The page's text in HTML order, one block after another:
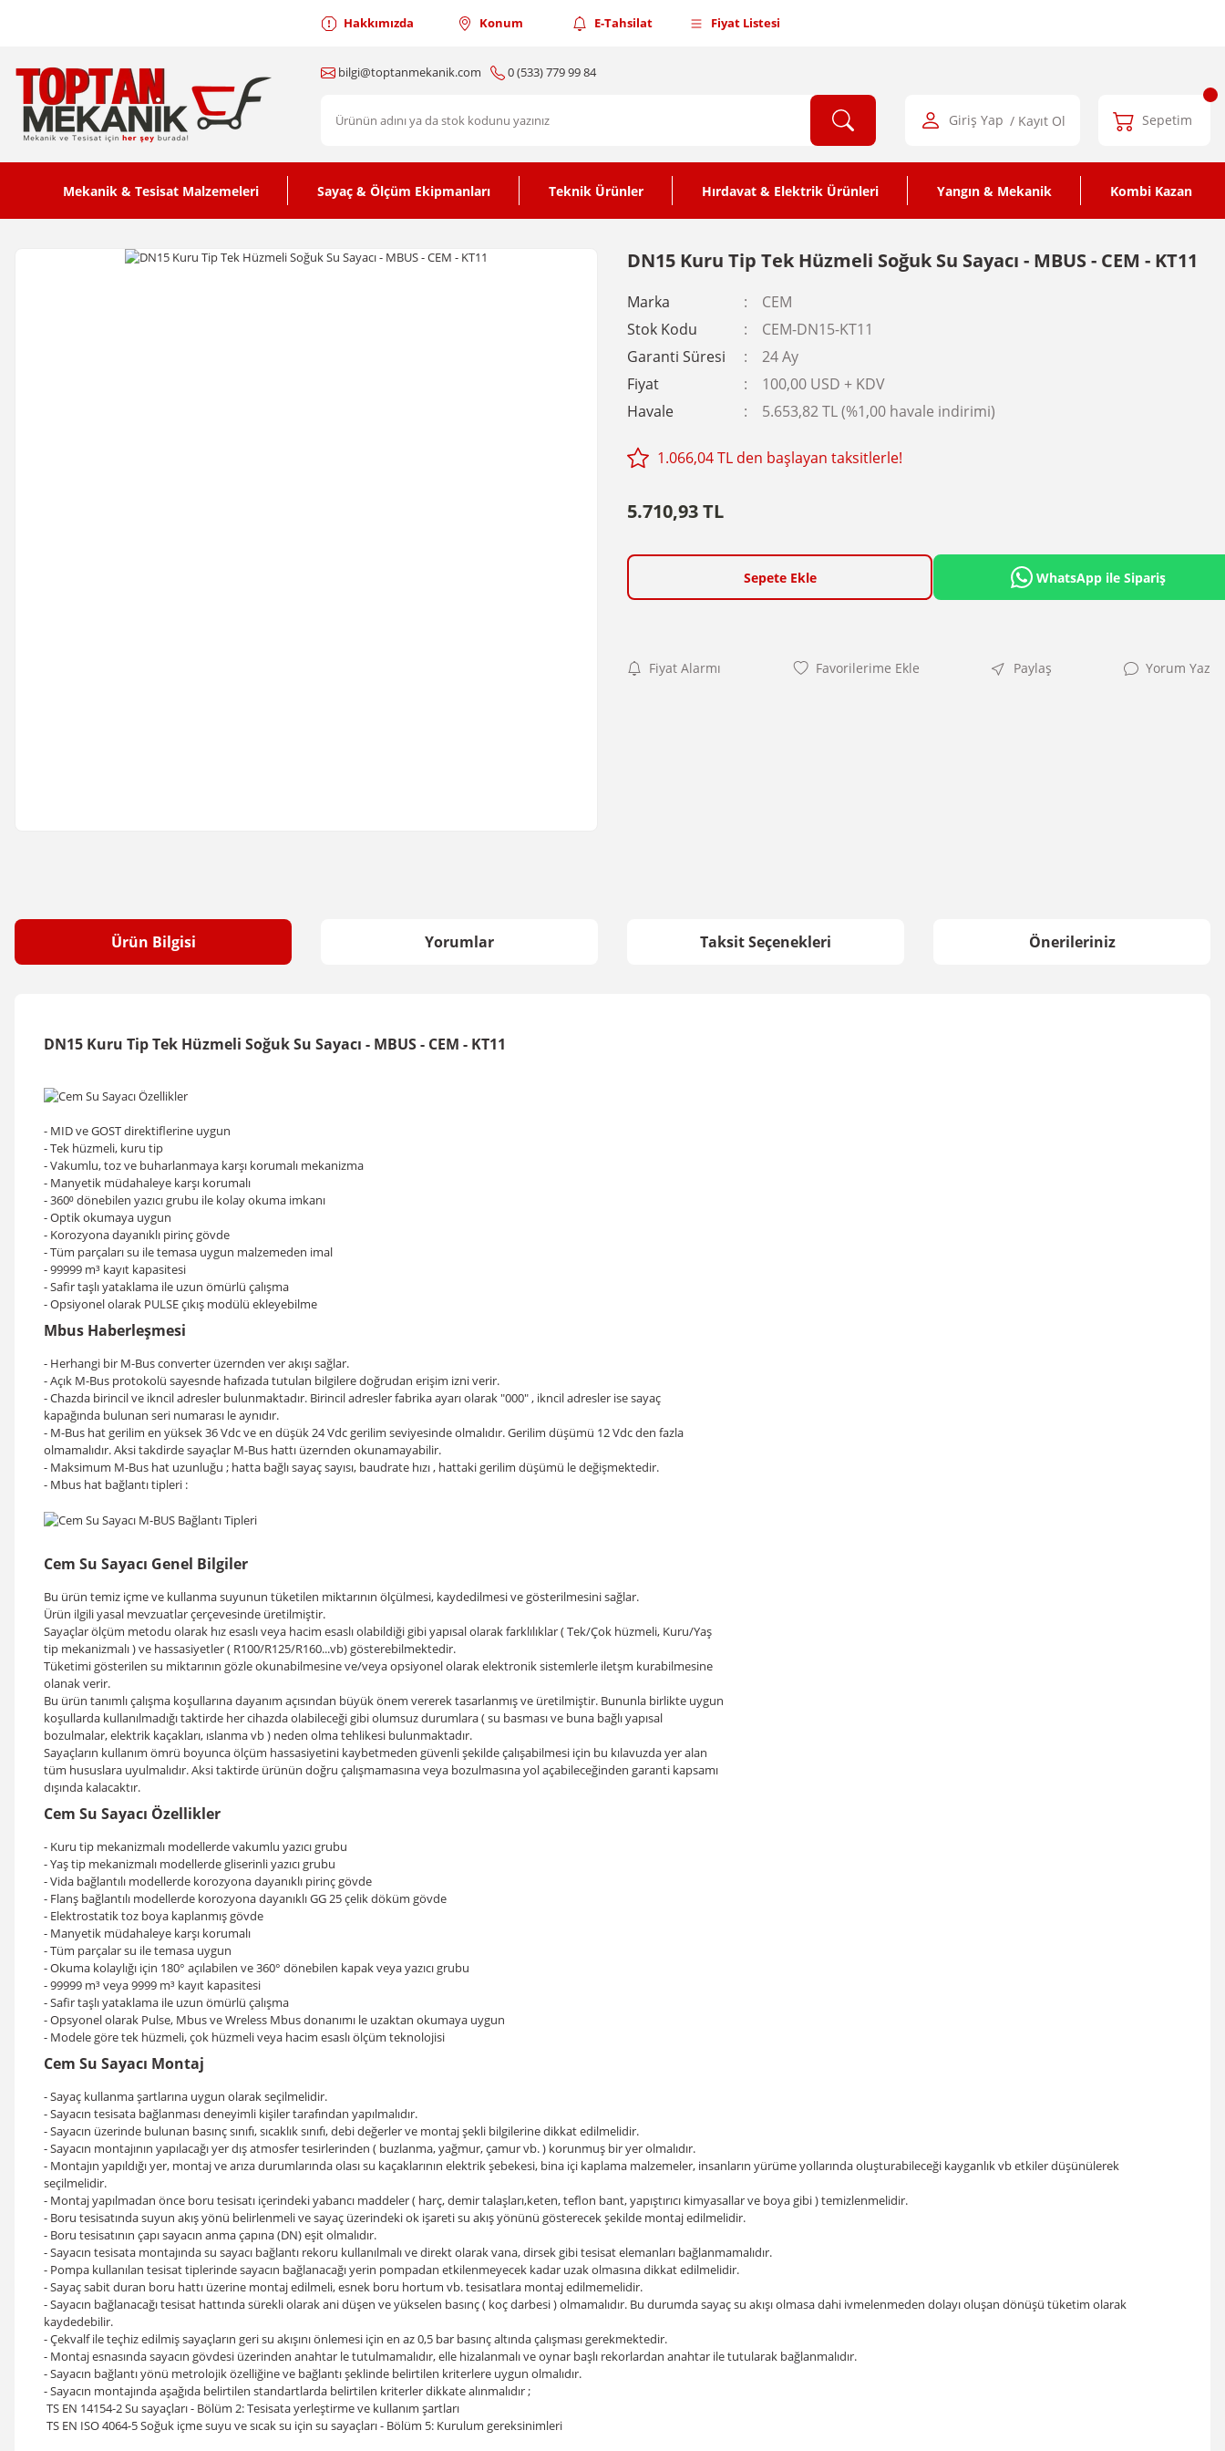
Hakkımızda Konum E-Tahsilat Fiyat Listesi
bilgi@toptanmekanik.com 0 (533) 779 99 84
Giriş Yap / Kayıt Ol Sepetim
Mekanik & Tesisat Malzemeleri Sayaç & Ölçüm Ekipmanları Teknik Ürünler Hırdavat & Elektrik Ürünleri Yangın & Mekanik Kombi Kazan
DN15 Kuru Tip Tek Hüzmeli Soğuk Su Sayacı - MBUS - CEM - KT11
Marka
CEM
Stok Kodu
CEM-DN15-KT11
Garanti Süresi
24 Ay
Fiyat
100,00 USD + KDV
Havale
5.653,82 TL (%1,00 havale indirimi)
1.066,04 TL den başlayan taksitlerle!
5.710,93 TL
Sepete Ekle WhatsApp ile Sipariş
Fiyat Alarmı Paylaş Yorum Yaz
Ürün Bilgisi Yorumlar Taksit Seçenekleri Önerileriniz
DN15 Kuru Tip Tek Hüzmeli Soğuk Su Sayacı - MBUS - CEM - KT11
- MID ve GOST direktiflerine uygun
- Tek hüzmeli, kuru tip
- Vakumlu, toz ve buharlanmaya karşı korumalı mekanizma
- Manyetik müdahaleye karşı korumalı
- 360⁰ dönebilen yazıcı grubu ile kolay okuma imkanı
- Optik okumaya uygun
- Korozyona dayanıklı pirinç gövde
- Tüm parçaları su ile temasa uygun malzemeden imal
- 99999 m³ kayıt kapasitesi
- Safir taşlı yataklama ile uzun ömürlü çalışma
- Opsiyonel olarak PULSE çıkış modülü ekleyebilme
Mbus Haberleşmesi
- Herhangi bir M-Bus converter üzernden ver akışı sağlar.
- Açık M-Bus protokolü sayesnde hafızada tutulan bilgilere doğrudan erişim izni verir.
- Chazda birincil ve ikncil adresler bulunmaktadır. Birincil adresler fabrika ayarı olarak "000" , ikncil adresler ise sayaç
kapağında bulunan seri numarası le aynıdır.
- M-Bus hat gerilim en yüksek 36 Vdc ve en düşük 24 Vdc gerilim seviyesinde olmalıdır. Gerilim düşümü 12 Vdc den fazla
olmamalıdır. Aksi takdirde sayaçlar M-Bus hattı üzernden okunamayabilir.
- Maksimum M-Bus hat uzunluğu ; hatta bağlı sayaç sayısı, baudrate hızı , hattaki gerilim düşümü le değişmektedir.
- Mbus hat bağlantı tipleri :
Cem Su Sayacı Genel Bilgiler
Bu ürün temiz içme ve kullanma suyunun tüketilen miktarının ölçülmesi, kaydedilmesi ve gösterilmesini sağlar.
Ürün ilgili yasal mevzuatlar çerçevesinde üretilmiştir.
Sayaçlar ölçüm metodu olarak hız esaslı veya hacim esaslı olabildiği gibi yapısal olarak farklılıklar ( Tek/Çok hüzmeli, Kuru/Yaş
tip mekanizmalı ) ve hassasiyetler ( R100/R125/R160...vb) gösterebilmektedir.
Tüketimi gösterilen su miktarının gözle okunabilmesine ve/veya opsiyonel olarak elektronik sistemlerle iletşm kurabilmesine
olanak verir.
Bu ürün tanımlı çalışma koşullarına dayanım açısından büyük önem vererek tasarlanmış ve üretilmiştir. Bununla birlikte uygun
koşullarda kullanılmadığı taktirde her cihazda olabileceği gibi olumsuz durumlara ( su basması ve buna bağlı yapısal
bozulmalar, elektrik kaçakları, ıslanma vb ) neden olma tehlikesi bulunmaktadır.
Sayaçların kullanım ömrü boyunca ölçüm hassasiyetini kaybetmeden güvenli şekilde çalışabilmesi için bu kılavuzda yer alan
tüm hususlara uyulmalıdır. Aksi taktirde ürünün doğru çalışmamasına veya bozulmasına yol açabileceğinden garanti kapsamı
dışında kalacaktır.
Cem Su Sayacı Özellikler
- Kuru tip mekanizmalı modellerde vakumlu yazıcı grubu
- Yaş tip mekanizmalı modellerde gliserinli yazıcı grubu
- Vida bağlantılı modellerde korozyona dayanıklı pirinç gövde
- Flanş bağlantılı modellerde korozyona dayanıklı GG 25 çelik döküm gövde
- Elektrostatik toz boya kaplanmış gövde
- Manyetik müdahaleye karşı korumalı
- Tüm parçalar su ile temasa uygun
- Okuma kolaylığı için 180° açılabilen ve 360° dönebilen kapak veya yazıcı grubu
- 99999 m³ veya 9999 m³ kayıt kapasitesi
- Safir taşlı yataklama ile uzun ömürlü çalışma
- Opsyonel olarak Pulse, Mbus ve Wreless Mbus donanımı le uzaktan okumaya uygun
- Modele göre tek hüzmeli, çok hüzmeli veya hacim esaslı ölçüm teknolojisi
Cem Su Sayacı Montaj
- Sayaç kullanma şartlarına uygun olarak seçilmelidir.
- Sayacın tesisata bağlanması deneyimli kişiler tarafından yapılmalıdır.
- Sayacın üzerinde bulunan basınç sınıfı, sıcaklık sınıfı, debi değerler ve montaj şekli bilgilerine dikkat edilmelidir.
- Sayacın montajının yapılacağı yer dış atmosfer tesirlerinden ( buzlanma, yağmur, çamur vb. ) korunmuş bir yer olmalıdır.
- Montajın yapıldığı yer, montaj ve arıza durumlarında olası su kaçaklarının elektrik şebekesi, bina içi kaplama malzemeler, insanların yürüme yollarında oluşturabileceği kayganlık vb etkiler düşünülerek
seçilmelidir.
- Montaj yapılmadan önce boru tesisatı içerindeki yabancı maddeler ( harç, demir talaşları,keten, teflon bant, yapıştırıcı kimyasallar ve boya gibi ) temizlenmelidir.
- Boru tesisatında suyun akış yönü belirlenmeli ve sayaç üzerindeki ok işareti su akış yönünü gösterecek şekilde montaj edilmelidir.
- Boru tesisatının çapı sayacın anma çapına (DN) eşit olmalıdır.
- Sayacın tesisata montajında su sayacı bağlantı rekoru kullanılmalı ve direkt olarak vana, dirsek gibi tesisat elemanları bağlanmamalıdır.
- Pompa kullanılan tesisat tiplerinde sayacın bağlanacağı yerin pompadan etkilenmeyecek kadar uzak olmasına dikkat edilmelidir.
- Sayaç sabit duran boru hattı üzerine montaj edilmeli, esnek boru hortum vb. tesisatlara montaj edilmemelidir.
- Sayacın bağlanacağı tesisat hattında sürekli olarak ani düşen ve yükselen basınç ( koç darbesi ) olmamalıdır. Bu durumda sayaç su akışı olmasa dahi ivmelenmeden dolayı oluşan dönüşü tüketim olarak
kaydedebilir.
- Çekvalf ile teçhiz edilmiş sayaçların geri su akışını önlemesi için en az 0,5 bar basınç altında çalışması gerekmektedir.
- Montaj esnasında sayacın gövdesi üzerinden anahtar le tutulmamalıdır, elle hizalanmalı ve oynar başlı rekorlardan anahtar ile tutularak bağlanmalıdır.
- Sayacın bağlantı yönü metrolojik özelliğine ve bağlantı şeklinde belirtilen kriterlere uygun olmalıdır.
- Sayacın montajında aşağıda belirtilen standartlarda belirtilen kriterler dikkate alınmalıdır ;
TS EN 14154-2 Su sayaçları - Bölüm 2: Tesisata yerleştirme ve kullanım şartları
TS EN ISO 4064-5 Soğuk içme suyu ve sıcak su için su sayaçları - Bölüm 5: Kurulum gereksinimleri